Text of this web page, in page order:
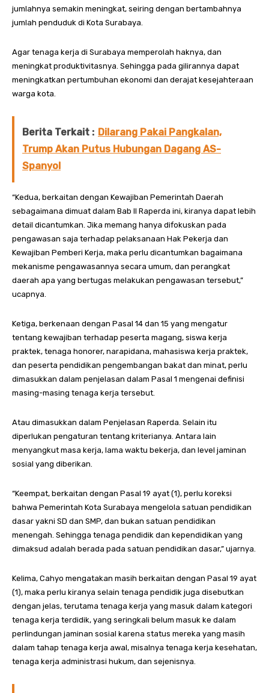
jumlahnya semakin meningkat, seiring dengan bertambahnya
jumlah penduduk di Kota Surabaya.
Agar tenaga kerja di Surabaya memperolah haknya, dan
meningkat produktivitasnya. Sehingga pada gilirannya dapat
meningkatkan pertumbuhan ekonomi dan derajat kesejahteraan
warga kota.
Berita Terkait : Dilarang Pakai Pangkalan,
Trump Akan Putus Hubungan Dagang AS-
Spanyol
“Kedua, berkaitan dengan Kewajiban Pemerintah Daerah
sebagaimana dimuat dalam Bab II Raperda ini, kiranya dapat lebih
detail dicantumkan. Jika memang hanya difokuskan pada
pengawasan saja terhadap pelaksanaan Hak Pekerja dan
Kewajiban Pemberi Kerja, maka perlu dicantumkan bagaimana
mekanisme pengawasannya secara umum, dan perangkat
daerah apa yang bertugas melakukan pengawasan tersebut,”
ucapnya.
Ketiga, berkenaan dengan Pasal 14 dan 15 yang mengatur
tentang kewajiban terhadap peserta magang, siswa kerja
praktek, tenaga honorer, narapidana, mahasiswa kerja praktek,
dan peserta pendidikan pengembangan bakat dan minat, perlu
dimasukkan dalam penjelasan dalam Pasal 1 mengenai definisi
masing-masing tenaga kerja tersebut.
Atau dimasukkan dalam Penjelasan Raperda. Selain itu
diperlukan pengaturan tentang kriterianya. Antara lain
menyangkut masa kerja, lama waktu bekerja, dan level jaminan
sosial yang diberikan.
“Keempat, berkaitan dengan Pasal 19 ayat (1), perlu koreksi
bahwa Pemerintah Kota Surabaya mengelola satuan pendidikan
dasar yakni SD dan SMP, dan bukan satuan pendidikan
menengah. Sehingga tenaga pendidik dan kependidikan yang
dimaksud adalah berada pada satuan pendidikan dasar,” ujarnya.
Kelima, Cahyo mengatakan masih berkaitan dengan Pasal 19 ayat
(1), maka perlu kiranya selain tenaga pendidik juga disebutkan
dengan jelas, terutama tenaga kerja yang masuk dalam kategori
tenaga kerja terdidik, yang seringkali belum masuk ke dalam
perlindungan jaminan sosial karena status mereka yang masih
dalam tahap tenaga kerja awal, misalnya tenaga kerja kesehatan,
tenaga kerja administrasi hukum, dan sejenisnya.